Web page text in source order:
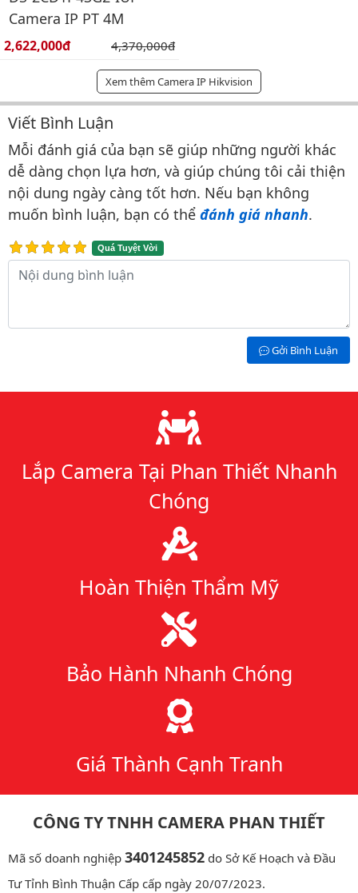
Camera IP PT 4M
Giá bán:
2,622,000đ Giá gốc:
4,370,000đ
Xem thêm Camera IP Hikvision
Bình luận & Đánh giá
Viết Bình Luận
Mỗi đánh giá của bạn sẽ giúp những người khác
dễ dàng chọn lựa hơn, và giúp chúng tôi cải thiện
nội dung ngày càng tốt hơn. Nếu bạn không
muốn bình luận, bạn có thể đánh giá nhanh.
Quá Tuyệt Vời
Nội dung bình luận
Gởi Bình Luận
Lý do chọn chúng tôi
Lắp Camera Tại Phan Thiết Nhanh
Chóng
Hoàn Thiện Thẩm Mỹ
Bảo Hành Nhanh Chóng
Giá Thành Cạnh Tranh
CÔNG TY TNHH CAMERA PHAN THIẾT
Mã số doanh nghiệp 3401245852 do Sở Kế Hoạch và Đầu
Tư Tỉnh Bình Thuận Cấp cấp ngày 20/07/2023.